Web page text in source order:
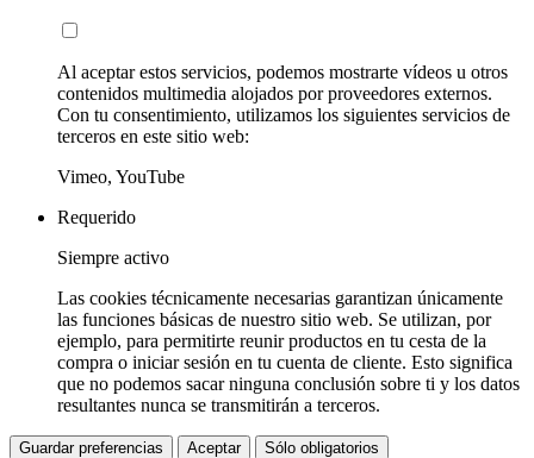
Al aceptar estos servicios, podemos mostrarte vídeos u otros
contenidos multimedia alojados por proveedores externos.
Con tu consentimiento, utilizamos los siguientes servicios de
terceros en este sitio web:
Vimeo, YouTube
Requerido
Siempre activo
Las cookies técnicamente necesarias garantizan únicamente
las funciones básicas de nuestro sitio web. Se utilizan, por
ejemplo, para permitirte reunir productos en tu cesta de la
compra o iniciar sesión en tu cuenta de cliente. Esto significa
que no podemos sacar ninguna conclusión sobre ti y los datos
resultantes nunca se transmitirán a terceros.
Guardar preferencias Aceptar Sólo obligatorios